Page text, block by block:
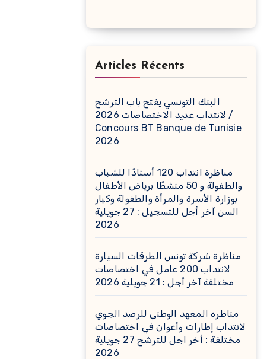
Articles Récents
البنك التونسي يفتح باب الترشح
لانتداب عديد الاختصاصات 2026 /
Concours BT Banque de Tunisie
2026
مناظرة انتداب 120 أستاذًا للشباب
والطفولة و 50 منشطًا برياض الأطفال
بوزارة الأسرة والمرأة والطفولة وكبار
السن آخر أجل للتسجيل : 27 جويلية
2026
مناظرة شركة تونس الطرقات السيارة
لانتداب 200 عامل في اختصاصات
مختلفة آخر أجل : 21 جويلية 2026
مناظرة المعهد الوطني للرصد الجوي
لانتداب إطارات وأعوان في اختصاصات
مختلفة : أخر اجل للترشح 27 جويلية
2026